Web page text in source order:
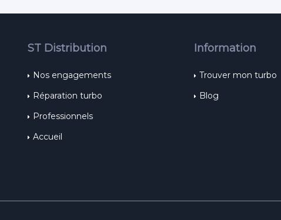
ST Distribution
Nos engagements
Réparation turbo
Professionnels
Accueil
Information
Trouver mon turbo
Blog